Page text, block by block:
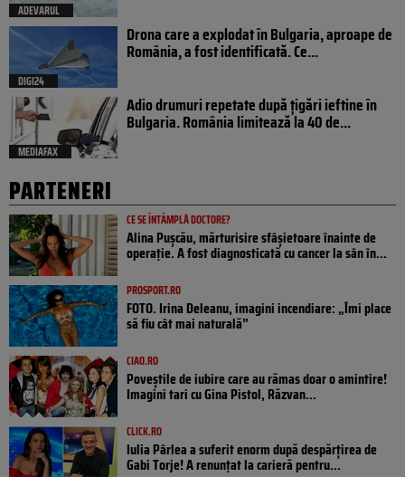
ADEVARUL
DIGI24
Drona care a explodat în Bulgaria, aproape de
România, a fost identificată. Ce...
MEDIAFAX
Adio drumuri repetate după țigări ieftine în
Bulgaria. România limitează la 40 de...
PARTENERI
CE SE ÎNTÂMPLĂ DOCTORE?
Alina Pușcău, mărturisire sfâșietoare înainte de
operație. A fost diagnosticată cu cancer la sân în...
PROSPORT.RO
FOTO. Irina Deleanu, imagini incendiare: „Îmi place
să fiu cât mai naturală”
CIAO.RO
Poveştile de iubire care au rămas doar o amintire!
Imagini tari cu Gina Pistol, Răzvan...
CLICK.RO
Iulia Pârlea a suferit enorm după despărțirea de
Gabi Torje! A renunțat la carieră pentru...